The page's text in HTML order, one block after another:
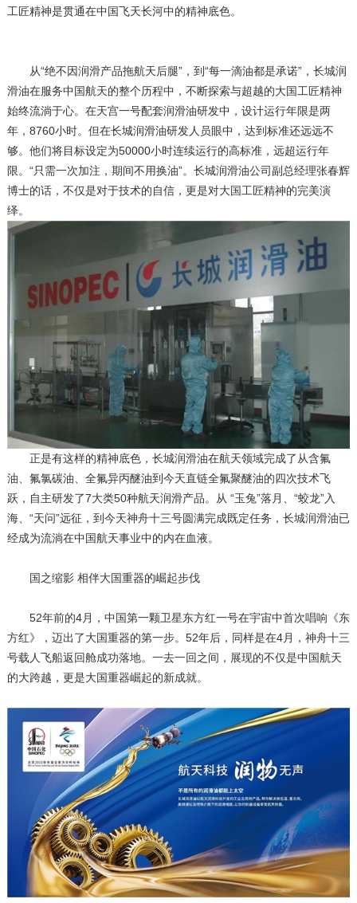
工匠精神是贯通在中国飞天长河中的精神底色。
从“绝不因润滑产品拖航天后腿”，到“每一滴油都是承诺”，长城润
滑油在服务中国航天的整个历程中，不断探索与超越的大国工匠精神
始终流淌于心。在天宫一号配套润滑油研发中，设计运行年限是两
年，8760小时。但在长城润滑油研发人员眼中，达到标准还远远不
够。他们将目标设定为50000小时连续运行的高标准，远超运行年
限。“只需一次加注，期间不用换油”。长城润滑油公司副总经理张春辉
博士的话，不仅是对于技术的自信，更是对大国工匠精神的完美演
绎。
正是有这样的精神底色，长城润滑油在航天领域完成了从含氟
油、氟氯碳油、全氟异丙醚油到今天直链全氟聚醚油的四次技术飞
跃，自主研发了7大类50种航天润滑产品。从 “玉兔”落月、“蛟龙”入
海、“天问”远征，到今天神舟十三号圆满完成既定任务，长城润滑油已
经成为流淌在中国航天事业中的内在血液。
国之缩影 相伴大国重器的崛起步伐
52年前的4月，中国第一颗卫星东方红一号在宇宙中首次唱响《东
方红》，迈出了大国重器的第一步。52年后，同样是在4月，神舟十三
号载人飞船返回舱成功落地。一去一回之间，展现的不仅是中国航天
的大跨越，更是大国重器崛起的新成就。